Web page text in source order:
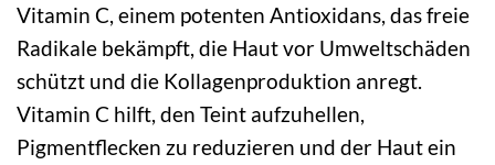
Vitamin C, einem potenten Antioxidans, das freie
Radikale bekämpft, die Haut vor Umweltschäden
schützt und die Kollagenproduktion anregt.
Vitamin C hilft, den Teint aufzuhellen,
Pigmentflecken zu reduzieren und der Haut ein